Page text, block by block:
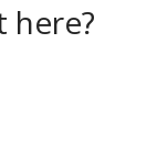
here?